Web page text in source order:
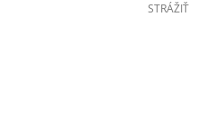
STRÁŽIŤ